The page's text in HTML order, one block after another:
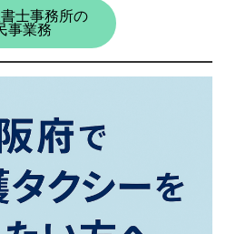
士事務所の
事業務